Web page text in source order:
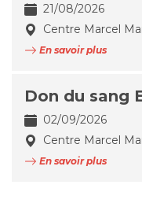
21/08/2026
Centre Marcel
En savoir plus
Don du sang
02/09/2026
Centre Marcel
En savoir plus